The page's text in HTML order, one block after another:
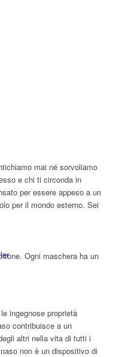
mai né sorvoliamo
e chi ti circonda in
per essere appeso a un
per il mondo esterno. Sei
Ogni maschera ha un
ingegnose proprietà
contribuisce a un
altri nella vita di tutti i
non è un dispositivo di